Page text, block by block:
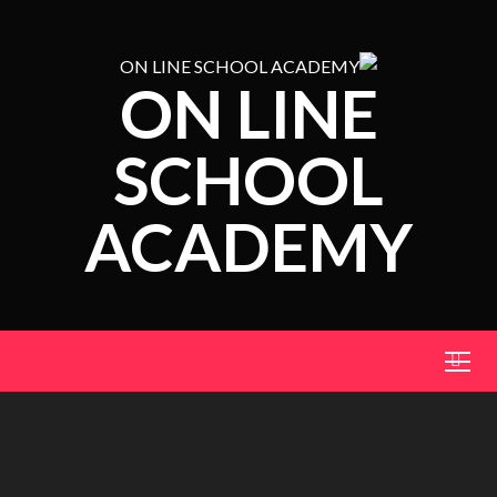
ON LINE
SCHOOL
ACADEMY